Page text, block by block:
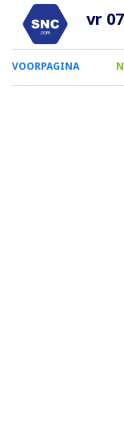
vr
0
Smartphone
VOORPAGINA